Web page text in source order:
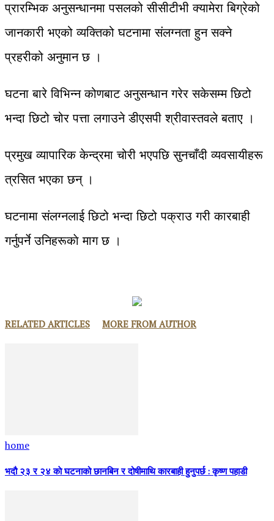
प्रारम्भिक अनुसन्धानमा पसलको सीसीटीभी क्यामेरा बिग्रेको
जानकारी भएको व्यक्तिको घटनामा संलग्नता हुन सक्ने
प्रहरीको अनुमान छ ।
घटना बारे विभिन्न कोणबाट अनुसन्धान गरेर सकेसम्म छिटो
भन्दा छिटो चोर पत्ता लगाउने डीएसपी श्रीवास्तवले बताए ।
प्रमुख व्यापारिक केन्द्रमा चोरी भएपछि सुनचाँदी व्यवसायीहरू
त्रसित भएका छन् ।
घटनामा संलग्नलाई छिटो भन्दा छिटो पक्राउ गरी कारबाही
गर्नुपर्ने उनिहरूकाे माग छ ।
RELATED ARTICLES MORE FROM AUTHOR
home
भदौ २३ र २४ काे घटनाको छानबिन र दोषीमाथि कारबाही हुनुपर्छ : कृष्ण पहाडी